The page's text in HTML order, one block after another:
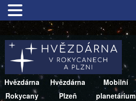
Hvězdárna
Rokycany
Hvězdárna
Plzeň
Mobilní
planetárium